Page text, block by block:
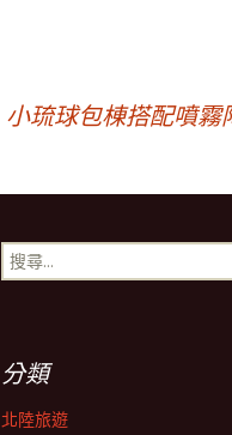
小琉球包棟搭配噴
搜
尋
分類
北陸旅遊